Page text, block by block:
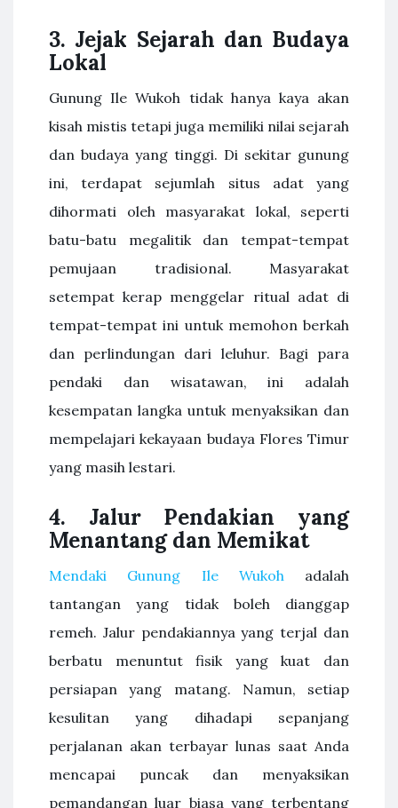
3. Jejak Sejarah dan Budaya
Lokal
Gunung Ile Wukoh tidak hanya kaya akan
kisah mistis tetapi juga memiliki nilai sejarah
dan budaya yang tinggi. Di sekitar gunung
ini, terdapat sejumlah situs adat yang
dihormati oleh masyarakat lokal, seperti
batu-batu megalitik dan tempat-tempat
pemujaan tradisional. Masyarakat
setempat kerap menggelar ritual adat di
tempat-tempat ini untuk memohon berkah
dan perlindungan dari leluhur. Bagi para
pendaki dan wisatawan, ini adalah
kesempatan langka untuk menyaksikan dan
mempelajari kekayaan budaya Flores Timur
yang masih lestari.
4. Jalur Pendakian yang
Menantang dan Memikat
Mendaki Gunung Ile Wukohadalah
tantangan yang tidak boleh dianggap
remeh. Jalur pendakiannya yang terjal dan
berbatu menuntut fisik yang kuat dan
persiapan yang matang. Namun, setiap
kesulitan yang dihadapi sepanjang
perjalanan akan terbayar lunas saat Anda
mencapai puncak dan menyaksikan
pemandangan luar biasa yang terbentang